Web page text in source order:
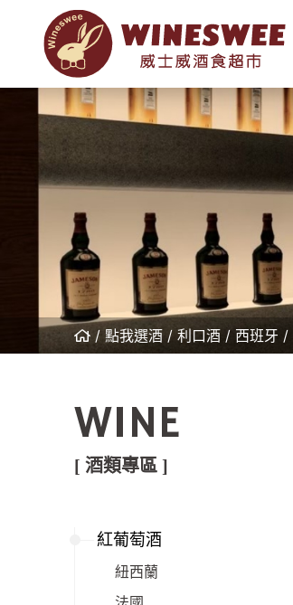
點我選酒 利口酒 西班牙
WINE
[ 酒類專區 ]
紅葡萄酒
紐西蘭